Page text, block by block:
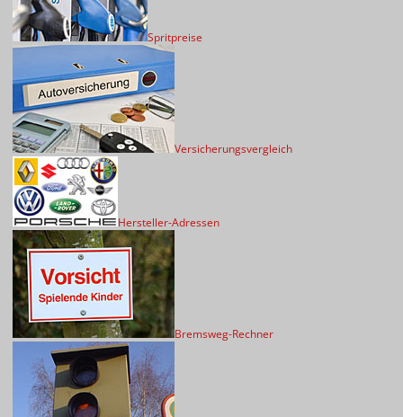
Spritpreise
Versicherungsvergleich
Hersteller-Adressen
Bremsweg-Rechner